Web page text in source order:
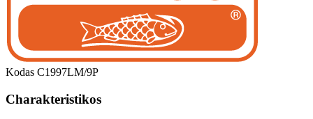
Kodas C1997LM/9P
Charakteristikos